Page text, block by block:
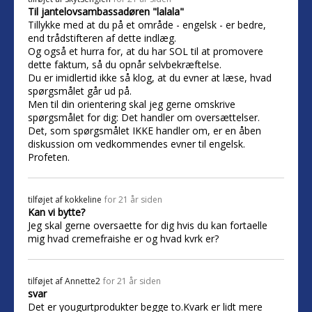
Til jantelovsambassadøren "lalala"
Tillykke med at du på et område - engelsk - er bedre,
end trådstifteren af dette indlæg.
Og også et hurra for, at du har SOL til at promovere
dette faktum, så du opnår selvbekræftelse.
Du er imidlertid ikke så klog, at du evner at læse, hvad
spørgsmålet går ud på.
Men til din orientering skal jeg gerne omskrive
spørgsmålet for dig: Det handler om oversættelser.
Det, som spørgsmålet IKKE handler om, er en åben
diskussion om vedkommendes evner til engelsk.
Profeten.
tilføjet af kokkeline for 21 år siden
Kan vi bytte?
Jeg skal gerne oversaette for dig hvis du kan fortaelle
mig hvad cremefraishe er og hvad kvrk er?
tilføjet afAnnette2 for 21 år siden
svar
Det er yougurtprodukter begge to.Kvark er lidt mere